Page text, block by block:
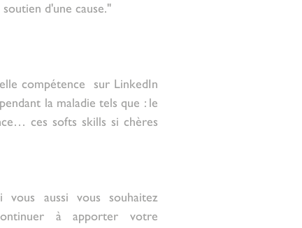
d'une cause."
compétence  sur LinkedIn
la maladie tels que : le
ces softs skills si chères
vous aussi vous souhaitez
à apporter votre